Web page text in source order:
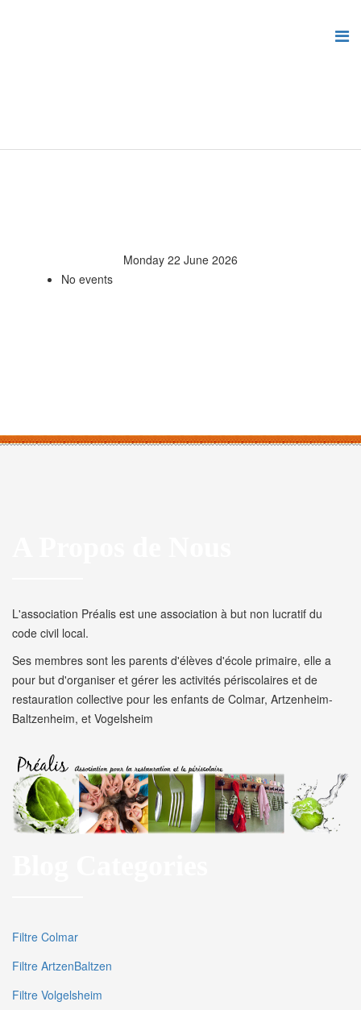
Monday 22 June 2026
No events
L'association Préalis est une association à but non lucratif du
code civil local.
Ses membres sont les parents d'élèves d'école primaire, elle a
pour but d'organiser et gérer les activités périscolaires et de
restauration collective pour les enfants de Colmar, Artzenheim-
Baltzenheim, et Vogelsheim
Filtre Colmar
Filtre ArtzenBaltzen
Filtre Volgelsheim